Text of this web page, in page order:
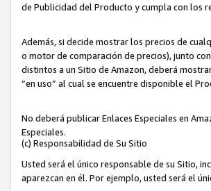
de Publicidad del Producto y cumpla con los
Además, si decide mostrar los precios de
o motor de comparación de precios), junto
distintos a un Sitio de Amazon, deberá
“en uso” al cual se encuentre disponible el
No deberá publicar Enlaces Especiales en
Especiales.
(c) Responsabilidad de Su Sitio
Usted será el único responsable de su Sitio,
aparezcan en él. Por ejemplo, usted será el